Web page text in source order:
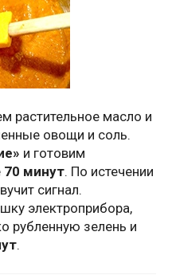
растительное масло и
овощи и соль.
и готовим
70 минут. По истечении
сигнал.
электроприбора,
рубленную зелень и
.